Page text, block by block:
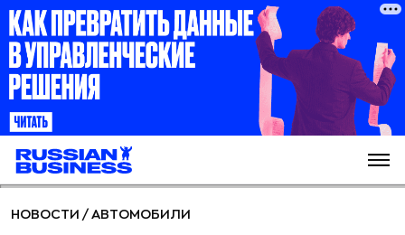
НОВОСТИ / АВТОМОБИЛИ